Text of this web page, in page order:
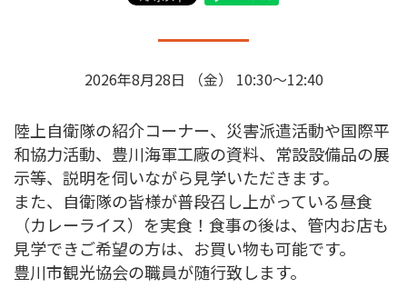
2026年8月28日 （金） 10:30～12:40
陸上自衛隊の紹介コーナー、災害派遣活動や国際平
和協力活動、豊川海軍工廠の資料、常設設備品の展
示等、説明を伺いながら見学いただきます。
また、自衛隊の皆様が普段召し上がっている昼食
（カレーライス）を実食！食事の後は、管内お店も
見学できご希望の方は、お買い物も可能です。
豊川市観光協会の職員が随行致します。